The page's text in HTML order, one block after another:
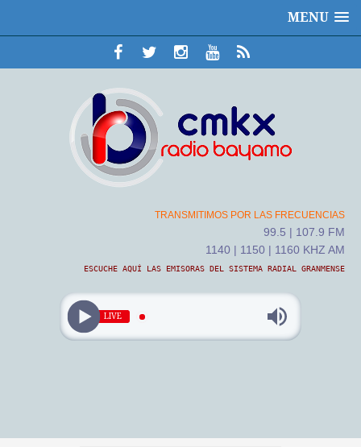
MENU
TRANSMITIMOS POR LAS FRECUENCIAS
99.5 | 107.9 FM
1140 | 1150 | 1160 KHZ AM
ESCUCHE AQUÍ LAS EMISORAS DEL SISTEMA RADIAL GRANMENSE
LIVE